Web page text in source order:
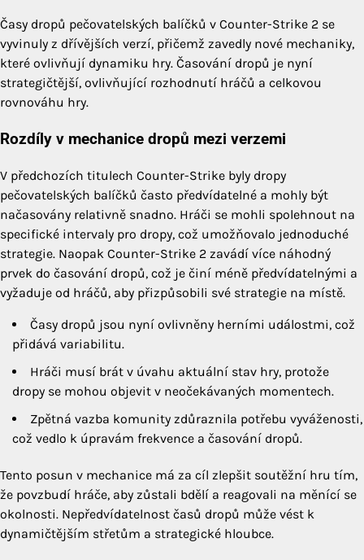
Časy dropů pečovatelských balíčků v Counter-Strike 2 se
vyvinuly z dřívějších verzí, přičemž zavedly nové mechaniky,
které ovlivňují dynamiku hry. Časování dropů je nyní
strategičtější, ovlivňující rozhodnutí hráčů a celkovou
rovnováhu hry.
Rozdíly v mechanice dropů mezi verzemi
V předchozích titulech Counter-Strike byly dropy
pečovatelských balíčků často předvídatelné a mohly být
načasovány relativně snadno. Hráči se mohli spolehnout na
specifické intervaly pro dropy, což umožňovalo jednoduché
strategie. Naopak Counter-Strike 2 zavádí více náhodný
prvek do časování dropů, což je činí méně předvídatelnými a
vyžaduje od hráčů, aby přizpůsobili své strategie na místě.
Časy dropů jsou nyní ovlivněny herními událostmi, což
přidává variabilitu.
Hráči musí brát v úvahu aktuální stav hry, protože
dropy se mohou objevit v neočekávaných momentech.
Zpětná vazba komunity zdůraznila potřebu vyváženosti,
což vedlo k úpravám frekvence a časování dropů.
Tento posun v mechanice má za cíl zlepšit soutěžní hru tím,
že povzbudí hráče, aby zůstali bdělí a reagovali na měnící se
okolnosti. Nepředvídatelnost časů dropů může vést k
dynamičtějším střetům a strategické hloubce.